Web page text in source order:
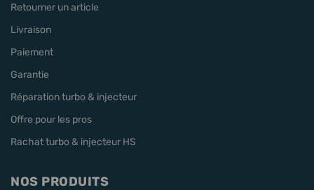
Retourner un article
Livraison
Paiement
Garantie
Réparation turbo & injecteur
Offre pour les pros
Rachat turbo & injecteur HS
NOS PRODUITS